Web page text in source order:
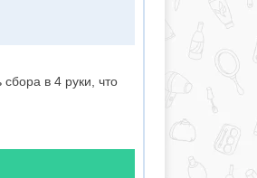
в 4 руки, что